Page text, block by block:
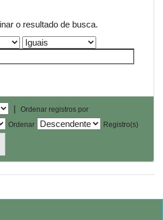
o resultado de busca.
|
Ordenar registros por
Ordenar
Registro(s)